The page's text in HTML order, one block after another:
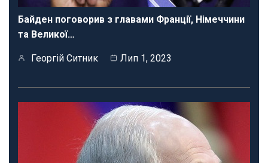
Байден поговорив з главами Франції, Німеччини
та Великої…
Георгій Ситник Лип 1, 2023